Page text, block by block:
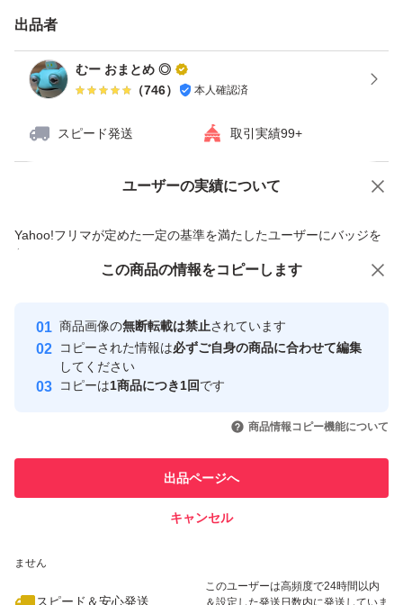
出品者
むー おまとめ ◎
（746） 本人確認済
スピード発送 取引実績99+
ユーザーの実績について
Yahoo!フリマが定めた一定の基準を満たしたユーザーにバッジを
付与しています
安心取引出品者
心・安全なユーザーです
取引実績
引を完了させた実績があります
での取引実績があります
ません
スピード＆安心発送
このユーザーは高頻度で24時間以内
＆設定した発送日数内に発送していま
価格の相談 商品への質問
この商品の情報をコピーします
商品画像の無断転載は禁止されています
コピーされた情報は必ずご自身の商品に合わせて編集
してください
コピーは1商品につき1回です
商品情報コピー機能について
出品ページへ
キャンセル
この商品をみている人にオススメ